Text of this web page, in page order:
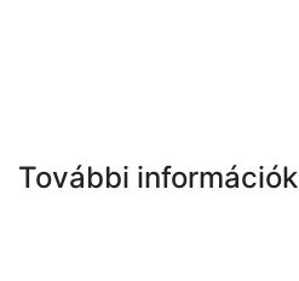
További információk